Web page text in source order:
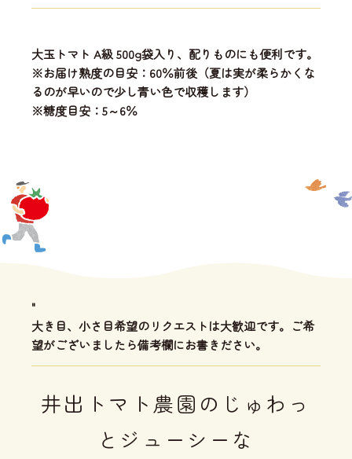
大玉トマト A級 500g袋入り、配りものにも便利です。
※お届け熟度の目安：60％前後（夏は実が柔らかくな
るのが早いので少し青い色で収穫します）
※糖度目安：5～6％
"
大き目、小さ目希望のリクエストは大歓迎です。ご希
望がございましたら備考欄にお書きださい。
井出トマト農園のじゅわっ
とジューシーな